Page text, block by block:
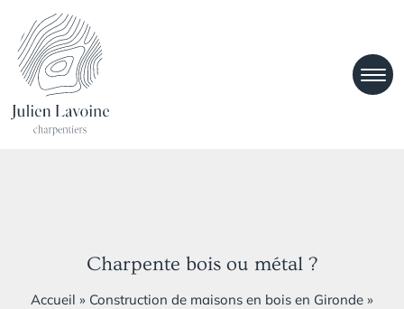
Charpente bois ou métal ?
Accueil » Construction de maisons en bois en Gironde »